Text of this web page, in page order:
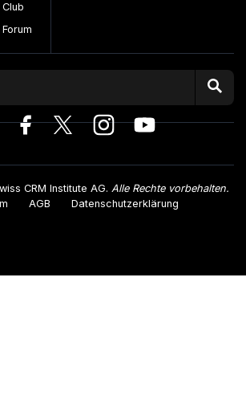
CRM Institute AG. Alle Rechte vorbehalten.
AGB Datenschutzerklärung